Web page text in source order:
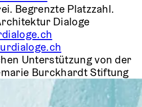
Begrenzte Platzzahl.
Dialoge
Unterstützung von der
Burckhardt Stiftung